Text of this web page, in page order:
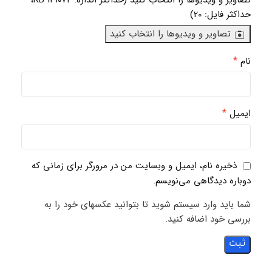
حداکثر فایل: 20)
تصاویر و ویدیوها را انتخاب کنید
نام *
ایمیل *
ذخیره نام، ایمیل و وبسایت من در مرورگر برای زمانی که
دوباره دیدگاهی می‌نویسم.
شما باید وارد سیستم شوید تا بتوانید عکسهای خود را به
بررسی خود اضافه کنید.